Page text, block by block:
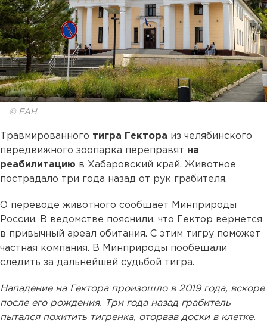
© ЕАН
Травмированного тигра Гектора из челябинского
передвижного зоопарка переправят на
реабилитацию в Хабаровский край. Животное
пострадало три года назад от рук грабителя.
О переводе животного сообщает Минприроды
России. В ведомстве пояснили, что Гектор вернется
в привычный ареал обитания. С этим тигру поможет
частная компания. В Минприроды пообещали
следить за дальнейшей судьбой тигра.
Нападение на Гектора произошло в 2019 года, вскоре
после его рождения. Три года назад грабитель
пытался похитить тигренка, оторвав доски в клетке.